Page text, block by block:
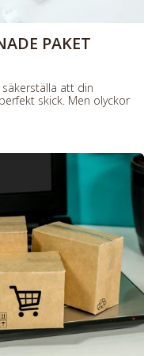
PAKET
att din
skick. Men olyckor